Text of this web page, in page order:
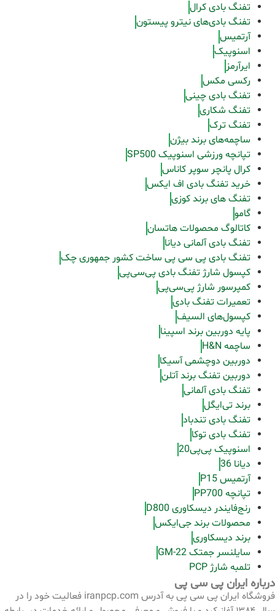
تفنگ بادی کرال
تفنگ بادی‌های نیترو پیستون
آرتمیس
اسنوپیک
ایرآرمز
رکسی مکس
تفنگ بادی چینی
تفنگ شکاری
تفنگ ترک
ساچمه‌های برند بیژن
تپانچه ورزشی اسنوپیک SP500
کرال پانچر سوپر کاناس
خرید تفنگ بادی اف ایکس
تفنگ های برند کوزی
گامو
کاتالوگ محصولات هاتسان
تفنگ بادی آلمانی دیانا
تفنگ بادی پی سی پی ساخت کشور جمهوری چک
کپسول شارژ تفنگ بادی پی‌سی‌پی
کمپرسور شارژ پی‌سی‌پی
تعمیرات تفنگ بادی
کپسول‌های السیف
پایه دوربین برند اسپینا
ساچمه H&N
دوربین دوچشمی آسیکا
دوربین تفنگ برند آتلن
تفنگ بادی آلمانی
برند تی‌ایگل
تفنگ بادی تندباد
تفنگ بادی توکا
اسنوپیک پی‌پی20
دیانا 36
آرتمیس P15
تپانچه PP700
رنج‌فایندر دیسکاوری D800
محصولات برند جی‌ایکس
برند دیسکاوری
سایلنسر جمتک GM-22
تلمبه شارژ PCP
درباره ایران پی سی پی
فروشگاه ایران پی سی پی به آدرس iranpcp.com فعالیت خود را در